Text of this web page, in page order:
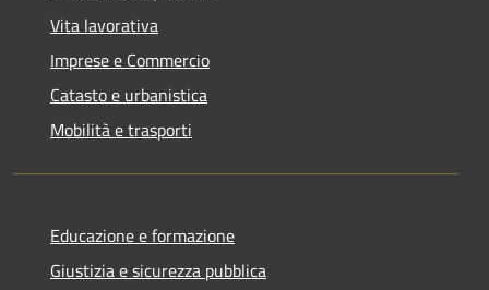
Vita lavorativa
Imprese e Commercio
Catasto e urbanistica
Mobilità e trasporti
Educazione e formazione
Giustizia e sicurezza pubblica